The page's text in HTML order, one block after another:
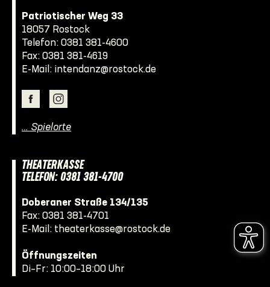
Patriotischer Weg 33
18057 Rostock
Telefon: 0381 381-4600
Fax: 0381 381-4619
E-Mail: intendanz@rostock.de
… Spielorte
THEATERKASSE
TELEFON: 0381 381-4700
Doberaner Straße 134/135
Fax: 0381 381-4701
E-Mail: theaterkasse@rostock.de
Öffnungszeiten
Di–Fr: 10:00–18:00 Uhr